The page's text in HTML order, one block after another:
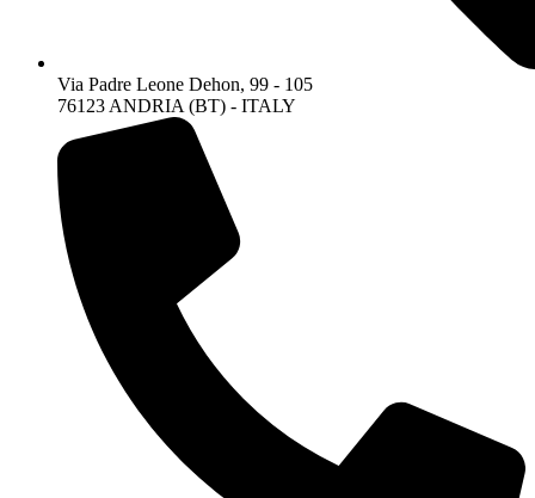
Via Padre Leone Dehon, 99 - 105
76123 ANDRIA (BT) - ITALY